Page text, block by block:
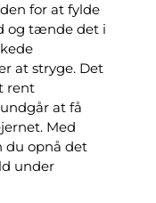
for at fylde
og tænde det i
at stryge. Det
rent
at få
Med
du opnå det
under